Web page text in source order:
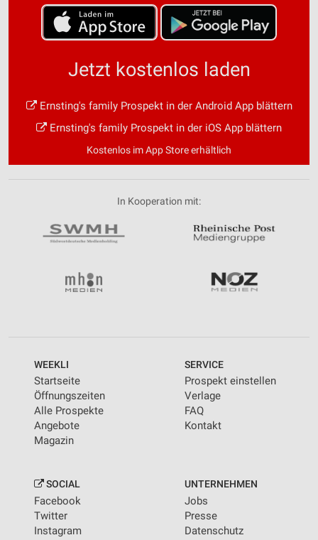
Jetzt kostenlos laden
Ernsting's family Prospekt in der Android App blättern
Ernsting's family Prospekt in der iOS App blättern
Kostenlos im App Store erhältlich
In Kooperation mit:
WEEKLI
Startseite
Öffnungszeiten
Alle Prospekte
Angebote
Magazin
SERVICE
Prospekt einstellen
Verlage
FAQ
Kontakt
SOCIAL
Facebook
Twitter
Instagram
UNTERNEHMEN
Jobs
Presse
Datenschutz